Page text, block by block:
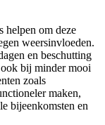
helpen om deze
weersinvloeden.
en beschutting
bij minder mooi
zoals
maken,
bijeenkomsten en